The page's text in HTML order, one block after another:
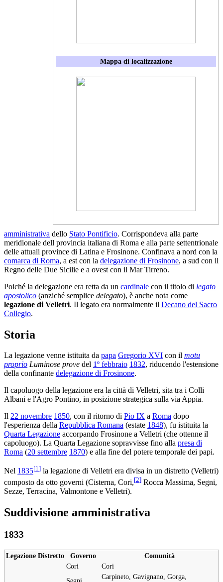
Mappa di localizzazione
amministrativa dello Stato Pontificio. Corrispondeva alla parte
meridionale dell provincia italiana di Roma e alla parte settentrionale
delle attuali province di Latina e Frosinone. Confinava a nord con la
comarca di Roma, a est con la delegazione di Frosinone, a sud con il
Regno delle Due Sicilie e a ovest con il Mar Tirreno.
Poiché la delegazione era retta da un cardinale con il titolo di legato
apostolico (anziché semplice delegato), è anche nota come
legazione di Velletri. Il legato era normalmente il Decano del Sacro
Collegio.
Storia
La legazione venne istituita da papa Gregorio XVI con il motu
proprio Luminose prove del 1º febbraio 1832, riducendo l'estensione
della confinante delegazione di Frosinone.
Il capoluogo della legazione era la città di Velletri, sita tra i Colli
Albani e l'Agro Pontino, in posizione strategica sulla via Appia.
Il 22 novembre 1850, con il ritorno di Pio IX a Roma dopo
l'esperienza della Repubblica Romana (estate 1848), fu istituita la
Quarta Legazione accorpando Frosinone a Velletri (che ottenne il
capoluogo). La Quarta Legazione sopravvisse fino alla presa di
Roma (20 settembre 1870) e alla fine del potere temporale dei papi.
Nel 1835[1] la legazione di Velletri era divisa in un distretto (Velletri)
composto da otto governi (Cisterna, Cori,[2] Rocca Massima, Segni,
Sezze, Terracina, Valmontone e Velletri).
Suddivisione amministrativa
1833
Legazione Distretto Governo Comunità
Cori
Cori
Segni
Carpineto, Gavignano, Gorga,